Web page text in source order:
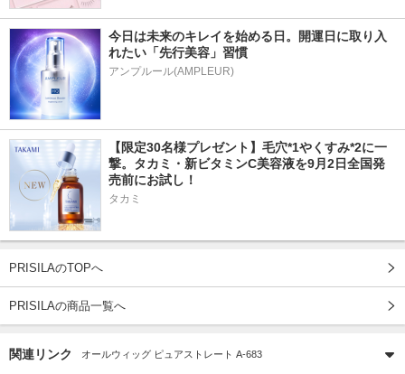
今日は未来のキレイを始める日。開運日に取り入
れたい「先行美容」習慣
アンプルール(AMPLEUR)
【限定30名様プレゼント】毛穴*1やくすみ*2に一
撃。タカミ・新ビタミンC美容液を9月2日全国発
売前にお試し！
タカミ
PRISILAのTOPへ
PRISILAの商品一覧へ
関連リンク オールウィッグ ピュアストレート A-683